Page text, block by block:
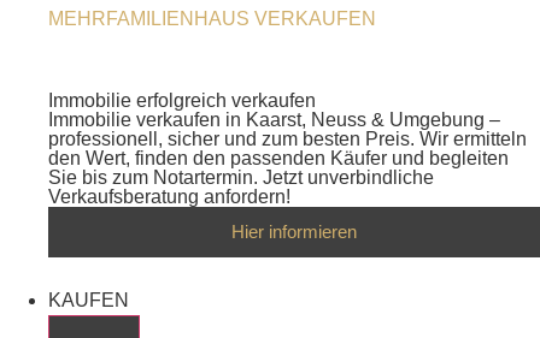
MEHRFAMILIENHAUS VERKAUFEN
Immobilie erfolgreich verkaufen
Immobilie verkaufen in Kaarst, Neuss & Umgebung –
professionell, sicher und zum besten Preis. Wir ermitteln
den Wert, finden den passenden Käufer und begleiten
Sie bis zum Notartermin. Jetzt unverbindliche
Verkaufsberatung anfordern!
Hier informieren
KAUFEN